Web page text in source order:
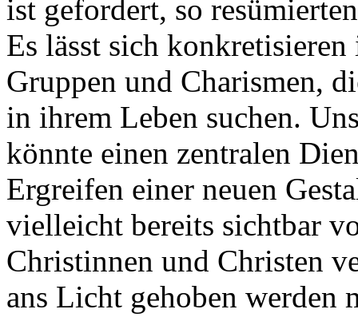
ist gefordert, so
Es lässt sich
Gruppen und Charismen,
in ihrem Leben suchen.
könnte einen zentralen
Ergreifen einer neuen
vielleicht bereits sichtbar
Christinnen und Christen
ans Licht gehoben werden